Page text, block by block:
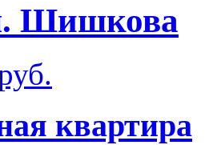
Шишкова
квартира